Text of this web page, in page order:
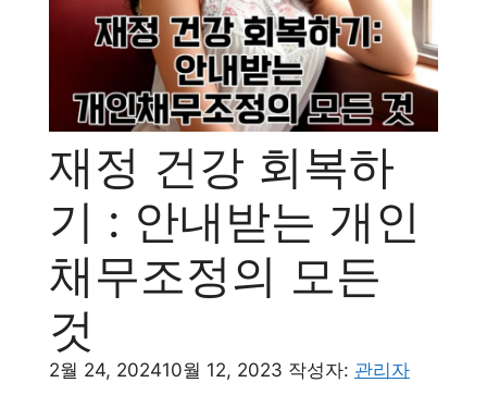
재정 건강 회복하
기 : 안내받는 개인
채무조정의 모든
것
2월 24, 202410월 12, 2023 작성자: 관리자